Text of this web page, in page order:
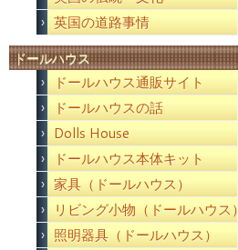
英国の道路事情
ドールハウス
ドールハウス通販サイト
ドールハウスの話
Dolls House
ドールハウス本体キット
家具（ドールハウス）
リビング小物（ドールハウス）
照明器具（ドールハウス）